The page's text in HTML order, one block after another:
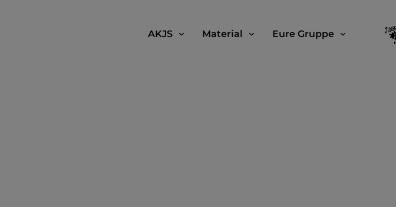
AKJS Material Eure Gruppe